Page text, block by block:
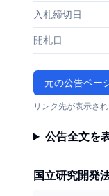
入札締切日
開札日
元の公告ペー
リンク先が表示さ
公告全文を
国立研究開発